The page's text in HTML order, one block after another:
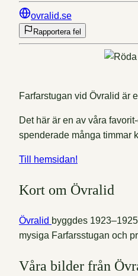
ovralid.se
Rapportera fel
Farfarstugan vid Övralid är
Det här är en av våra
spenderade många timmar
Till hemsidan!
Kort om Övralid
Övralid byggdes
mysiga Farfarsstugan och
Våra bilder från